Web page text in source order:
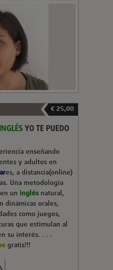
€ 25,00
INGLÉSYO TE PUEDO
enseñando
y adultos en
es, a distancia(online)
Una metodología
un inglésnatural,
dinámicas orales,
como juegos,
que estimulan al
su interés. . . .
gratis!!!